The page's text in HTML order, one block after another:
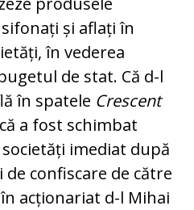
și aflați în
în vederea
de stat. Că d-l
în spatele Crescent
a fost schimbat
imediat după
confiscare de către
acționariat d-l Mihai